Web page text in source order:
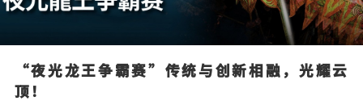
“夜光龙王争霸赛”传统与创新相融，光耀云
顶！